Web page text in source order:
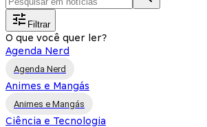
Filtrar
O que você quer ler?
Agenda Nerd
Agenda Nerd
Animes e Mangás
Animes e Mangás
Ciência e Tecnologia